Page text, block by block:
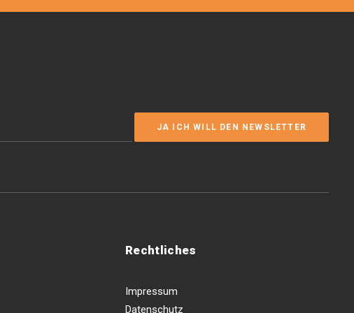
Rechtliches
Impressum
Datenschutz